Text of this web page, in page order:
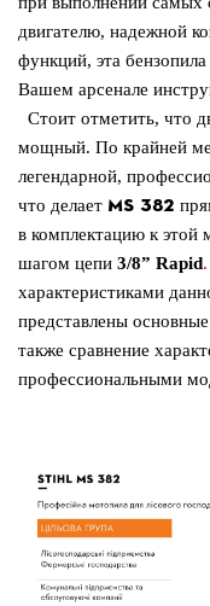
двигателю, надежной
функций, эта
Вашем арсенале
Стоит отметить, что
мощный. По крайней
легендарной,
что делает MS 382
в комплектацию к этой
шагом цепи 3/8” Rapid.
характеристиками
представлены
также сравнение
профессиональными